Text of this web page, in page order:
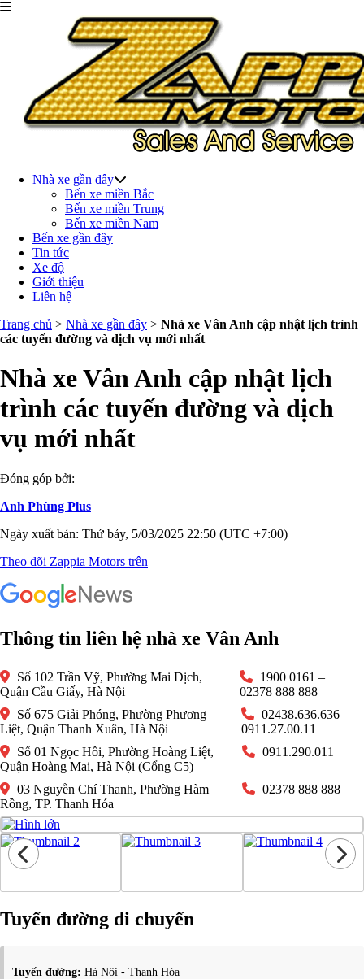
Nhà xe gần đây
Bến xe miền Bắc
Bến xe miền Trung
Bến xe miền Nam
Bến xe gần đây
Tin tức
Xe độ
Giới thiệu
Liên hệ
Trang chủ > Nhà xe gần đây > Nhà xe Vân Anh cập nhật lịch trình
các tuyến đường và dịch vụ mới nhất
Nhà xe Vân Anh cập nhật lịch
trình các tuyến đường và dịch
vụ mới nhất
Đóng góp bởi:
Anh Phùng Plus
Ngày xuất bản: Thứ bảy, 5/03/2025 22:50 (UTC +7:00)
Theo dõi Zappia Motors trên
Thông tin liên hệ nhà xe Vân Anh
Số 102 Trần Vỹ, Phường Mai Dịch,
Quận Cầu Giấy, Hà Nội
1900 0161 –
02378 888 888
Số 675 Giải Phóng, Phường Phương
Liệt, Quận Thanh Xuân, Hà Nội
02438.636.636 –
0911.27.00.11
Số 01 Ngọc Hồi, Phường Hoàng Liệt,
Quận Hoàng Mai, Hà Nội (Cổng C5)
0911.290.011
03 Nguyễn Chí Thanh, Phường Hàm
Rồng, TP. Thanh Hóa
02378 888 888
Tuyến đường di chuyển
Tuyến đường: Hà Nội - Thanh Hóa